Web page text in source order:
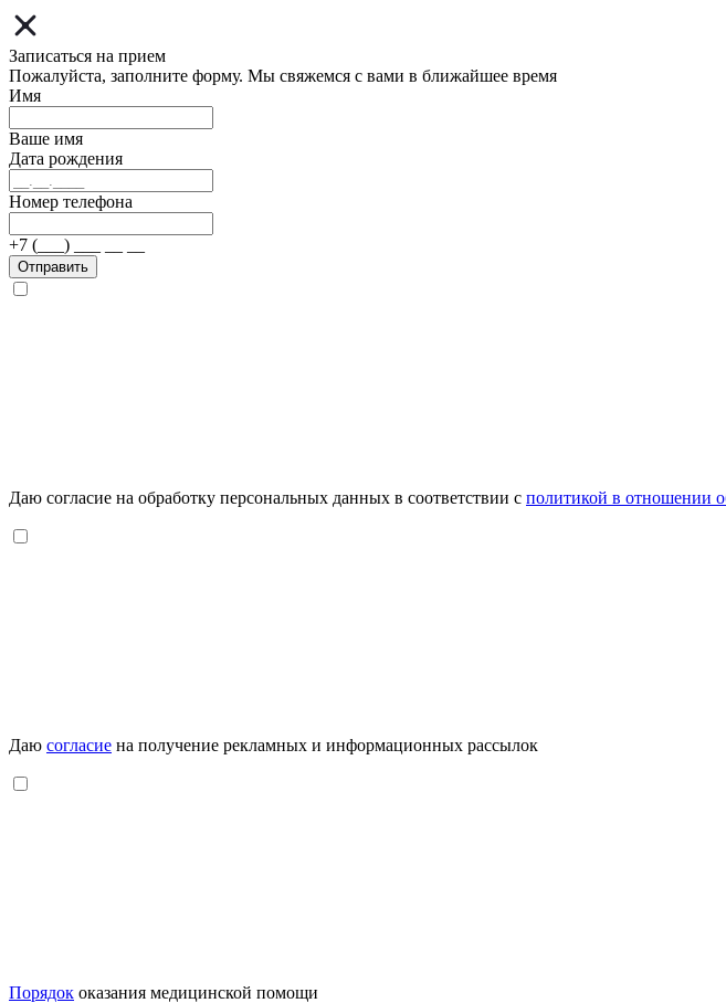
Записаться на прием
Пожалуйста, заполните форму. Мы свяжемся с вами в ближайшее время
Имя
Ваше имя
Дата рождения
Номер телефона
+7 (___) ___ __ __
Отправить
Даю согласие на обработку персональных данных в соответствии с политикой в отношении
Даю согласие на получение рекламных и информационных рассылок
Порядок оказания медицинской помощи